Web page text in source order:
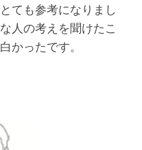
ても参考になりまし
人の考えを聞けたこ
かったです。